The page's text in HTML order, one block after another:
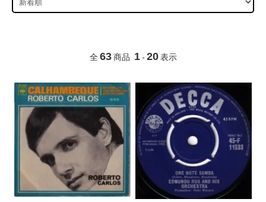
全 63 商品 1 - 20 表示